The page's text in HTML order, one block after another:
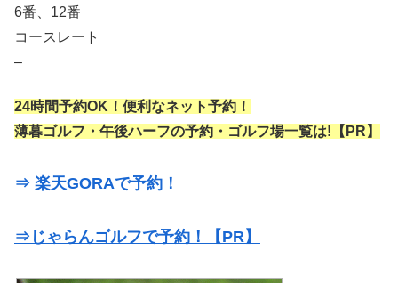
6番、12番
コースレート
–
24時間予約OK！便利なネット予約！
薄暮ゴルフ・午後ハーフの予約・ゴルフ場一覧は!【PR】
⇒ 楽天GORAで予約！
⇒じゃらんゴルフで予約！【PR】